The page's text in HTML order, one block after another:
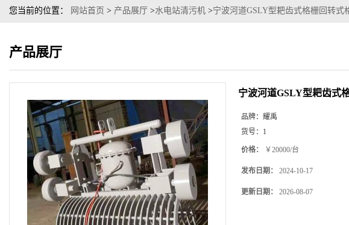
您当前的位置： 网站首页 > 产品展厅 >水电站清污机 >宁波河道GSLY型耙齿式格栅回转式
产品展厅
宁波河道GSLY型耙齿式
品牌： 耀禹
货号： 1
价格： ￥20000/台
发布日期： 2024-10-17
更新日期： 2026-08-07